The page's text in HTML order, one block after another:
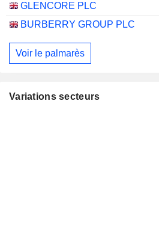
GLENCORE PLC
BURBERRY GROUP PLC
Voir le palmarès
Variations secteurs